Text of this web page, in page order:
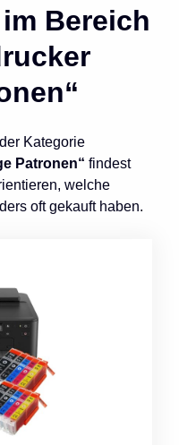
Bereich
Kategorie
Patronen“ findest
welche
oft gekauft haben.